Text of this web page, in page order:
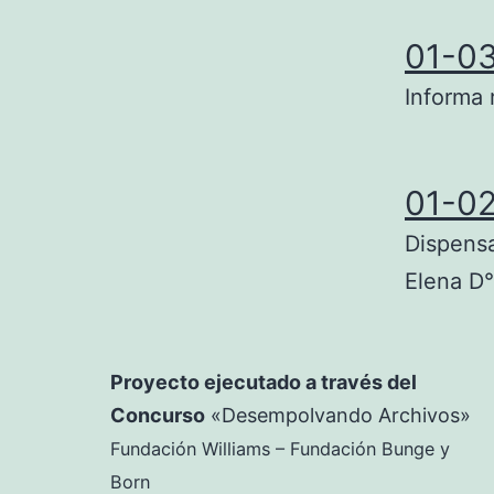
01-
Informa
01-
Elena
Proyecto ejecutado a través del
Concurso «Desempolvando Archivos»
Fundación Williams – Fundación Bunge y
Born